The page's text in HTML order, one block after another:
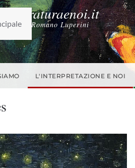
da Romano Luperini
L'INTERPRETAZIONE E NOI